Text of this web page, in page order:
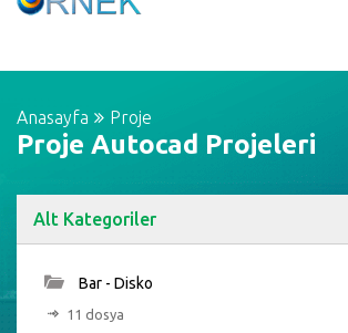
Anasayfa Proje
Proje Autocad Projeleri
Alt Kategoriler
Bar - Disko
11 dosya